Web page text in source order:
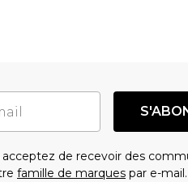
de recevoir des
famille de marques par e-